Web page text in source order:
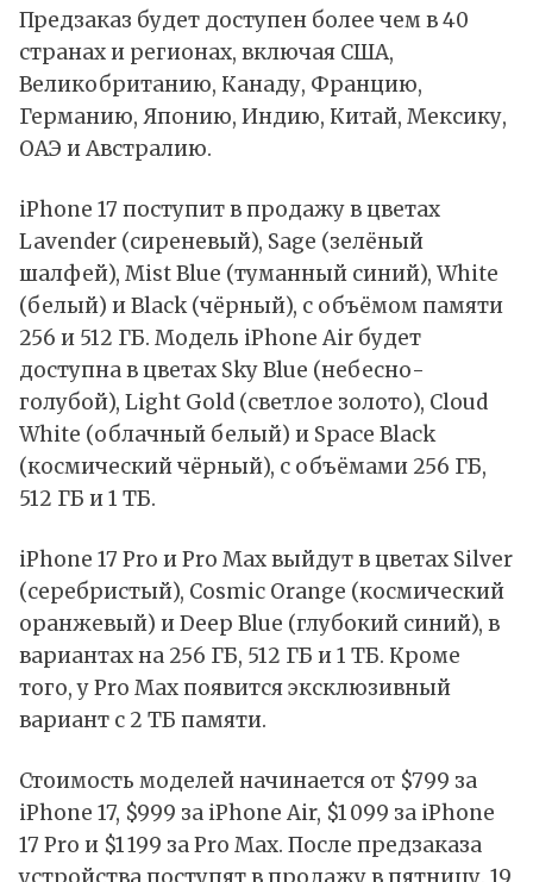
Предзаказ будет доступен более чем в 40
странах и регионах, включая США,
Великобританию, Канаду, Францию,
Германию, Японию, Индию, Китай, Мексику,
ОАЭ и Австралию.
iPhone 17 поступит в продажу в цветах
Lavender (сиреневый), Sage (зелёный
шалфей), Mist Blue (туманный синий), White
(белый) и Black (чёрный), с объёмом памяти
256 и 512 ГБ. Модель iPhone Air будет
доступна в цветах Sky Blue (небесно-
голубой), Light Gold (светлое золото), Cloud
White (облачный белый) и Space Black
(космический чёрный), с объёмами 256 ГБ,
512 ГБ и 1 ТБ.
iPhone 17 Pro и Pro Max выйдут в цветах Silver
(серебристый), Cosmic Orange (космический
оранжевый) и Deep Blue (глубокий синий), в
вариантах на 256 ГБ, 512 ГБ и 1 ТБ. Кроме
того, у Pro Max появится эксклюзивный
вариант с 2 ТБ памяти.
Стоимость моделей начинается от $799 за
iPhone 17, $999 за iPhone Air, $1 099 за iPhone
17 Pro и $1 199 за Pro Max. После предзаказа